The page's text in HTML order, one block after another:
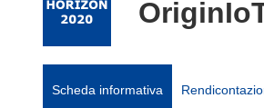
Scheda informativa